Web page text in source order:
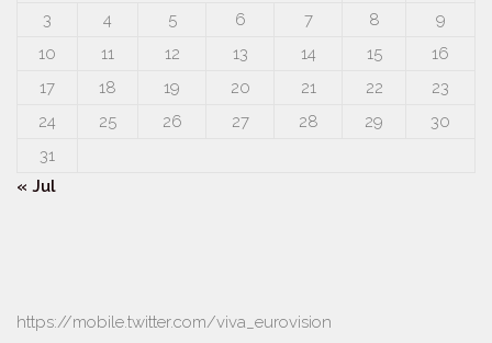
3
4 5 6 7 8
9
10
11 12 13 14 15
16
17
18 19 20 21 22
23
24
25 26 27 28 29
30
31
« Jul
https://mobile.twitter.com/viva_eurovision